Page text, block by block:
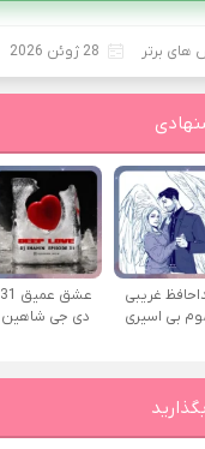
برتر 28 ژوئن 2026
غریبی
بی اسیری
عشق عمیق 31
دی جی شاهین